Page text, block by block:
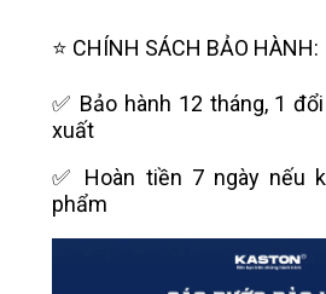
⭐️ CHÍNH SÁCH BẢO HÀNH:
✅ Bảo hành 12 tháng, 1
xuất
✅ Hoàn tiền 7 ngày nếu
phẩm